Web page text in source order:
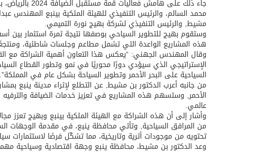
جاء ذلك على
محمد السالم، والرئيس التنفيذي للهيئة الملكية بينبع المهندس
مشيط, والرئيس التنفيذي لشركة بهيج نورة التميمي.
وستقوم بهيج للتطوير السياحي بوصفها نتيجة ثمرة استثمار بين
هذه المشاريع الواعدة التي تشمل مطاعم وجلسات شاطئية،
وقال المهندس الجهني: “يعكس هذا التعاون أهمية الشراكة مع
الإستراتيجي الذي سيؤدي دورًا محوريًا في نمو وتطور القطاع
السياحية على البحر الأحمر وتطوير السياحة بشكل عام في المملكة”.
من جانبه أعرب الدكتور بن مشيط, عن التطلع لإثراء مدينة ينبع
الأحمر, وستسهم هذه المشاريع في تعزيز خدمات الضيافة
عالمي.
وأشار إلى أن هذه الشراكة مع الهيئة الملكية بينبع وبهيج تعزز
من المرافق السياحية, وتأتي محافظة ينبع، في مقدمة الوجهات
تحتويه من موجودات أثرية وتاريخية، مما تشكّل فرصًا لاستثمارات
وعد الدكتور بن مشيط، محافظة ينبع وجهة اقتصادية وسياحية مهمة ضمن مشروعات